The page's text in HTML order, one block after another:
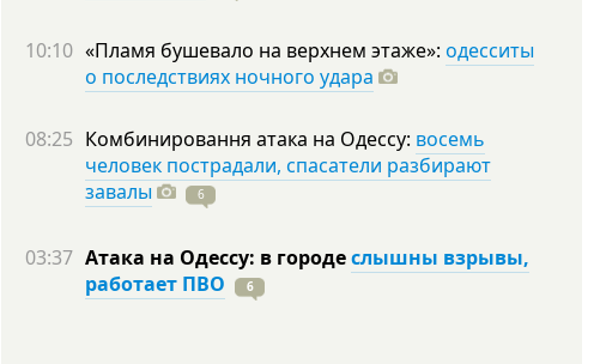
10:10 «Пламя бушевало на верхнем этаже»: одесситы
о последствиях ночного удара
08:25 Комбинировання атака на Одессу: восемь
человек пострадали, спасатели разбирают
завалы
6
03:37 Атака на Одессу: в городеслышны взрывы,
работает ПВО
6